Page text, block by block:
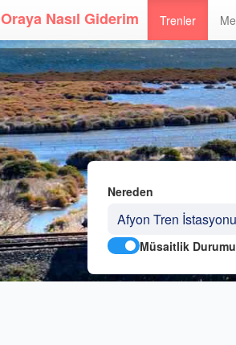
Oraya Nasıl Giderim Trenler
Nereden
Müsaitlik